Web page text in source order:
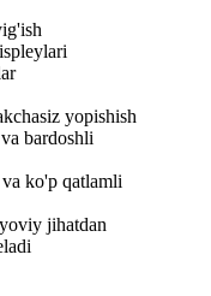
yopishish
bardoshli
ko'p qatlamli
jihatdan